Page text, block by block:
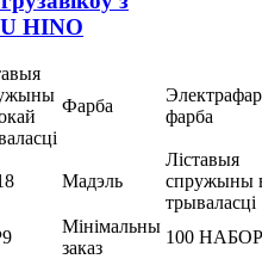
HINO
Фарба
фарба
Мадэль
Ліставыя
спружыны
трываласці
Мінімальны
заказ
100